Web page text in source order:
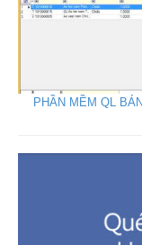
PHẦN MỀM QL